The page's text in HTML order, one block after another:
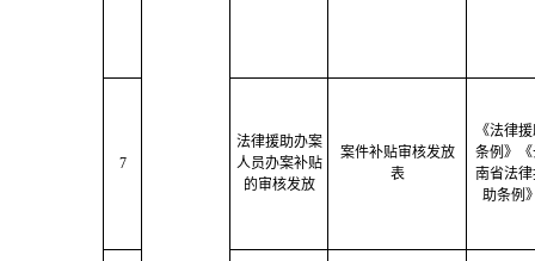
7
法律援助办案
人员办案补贴
的审核发放
案件补贴审核发放
表
《法律
条例》《
南省法律
助条例